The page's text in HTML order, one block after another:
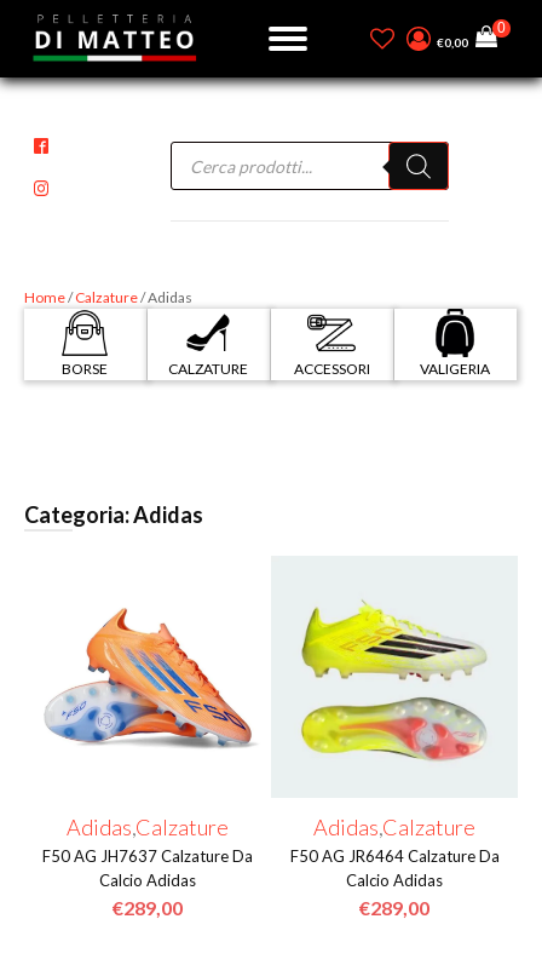
€0,00
Products
search
Home/Calzature/ Adidas
BORSE CALZATURE ACCESSORI VALIGERIA
Categoria:Adidas
Adidas,Calzature
F50 AG JH7637 Calzature Da
Calcio Adidas
€289,00
Adidas,Calzature
F50 AG JR6464 Calzature Da
Calcio Adidas
€289,00